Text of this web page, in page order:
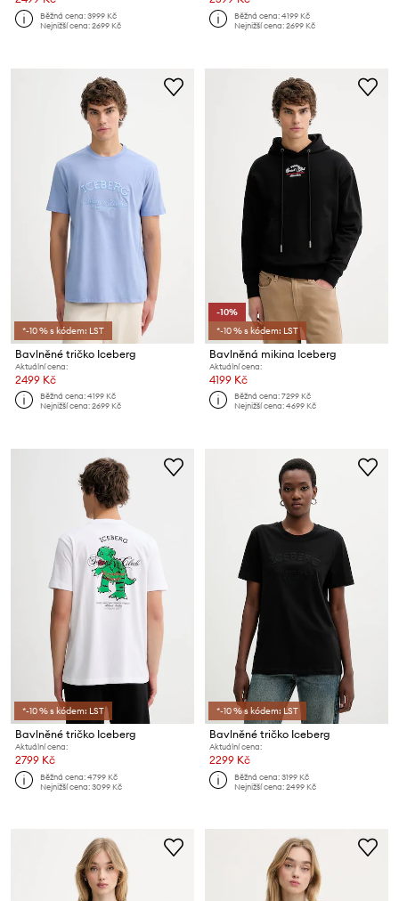
Běžná cena:3999 Kč
Nejnižší cena:2699 Kč
Běžná cena:4199 Kč
Nejnižší cena:2699 Kč
*-10 % s kódem: LST
Bavlněné tričko Iceberg
Aktuální cena:
2499 Kč
Běžná cena:4199 Kč
Nejnižší cena:2699 Kč
-10%
*-10 % s kódem: LST
Bavlněná mikina Iceberg
Aktuální cena:
4199 Kč
Běžná cena:7299 Kč
Nejnižší cena:4699 Kč
*-10 % s kódem: LST
Bavlněné tričko Iceberg
Aktuální cena:
2799 Kč
Běžná cena:4799 Kč
Nejnižší cena:3099 Kč
*-10 % s kódem: LST
Bavlněné tričko Iceberg
Aktuální cena:
2299 Kč
Běžná cena:3199 Kč
Nejnižší cena:2499 Kč